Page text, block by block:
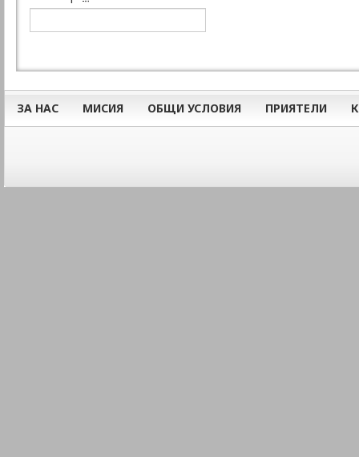
ЗА НАС МИСИЯ ОБЩИ УСЛОВИЯ ПРИЯТЕЛИ